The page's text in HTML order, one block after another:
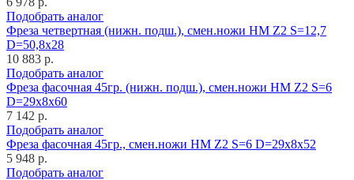
Подобрать аналог
Фреза четвертная (нижн. подш.), смен.ножи HM Z2 S=12,7
D=50,8x28
10 883 р.
Подобрать аналог
Фреза фасочная 45гр. (нижн. подш.), смен.ножи HM Z2 S=6
D=29x8x60
7 142 р.
Подобрать аналог
Фреза фасочная 45гр., смен.ножи HM Z2 S=6 D=29x8x52
5 948 р.
Подобрать аналог